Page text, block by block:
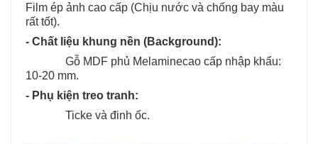
Film ép ảnh cao cấp (Chịu nước và chống bay màu
rất tốt).
- Chất liệu khung nền (Background):
Gỗ MDF phủ Melaminecao cấp nhập khẩu:
10-20 mm.
- Phụ kiện treo tranh:
Ticke và đinh ốc.